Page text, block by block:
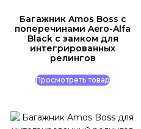
Багажник Amos Boss c
поперечинами Aero-Alfa
Black с замком для
интегрированных
релингов
Просмотреть товар